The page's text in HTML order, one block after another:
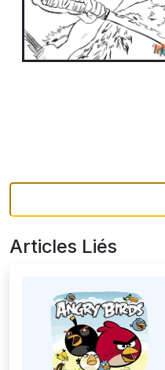
Articles Liés